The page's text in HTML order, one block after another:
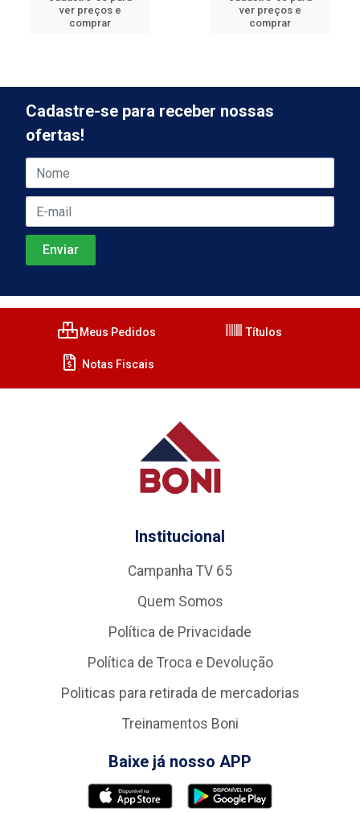
ver preços e
comprar
ver preços e
comprar
Cadastre-se para receber nossas
ofertas!
Meus Pedidos Títulos
Notas Fiscais
Institucional
Campanha TV 65
Quem Somos
Política de Privacidade
Política de Troca e Devolução
Politicas para retirada de mercadorias
Treinamentos Boni
Baixe já nosso APP